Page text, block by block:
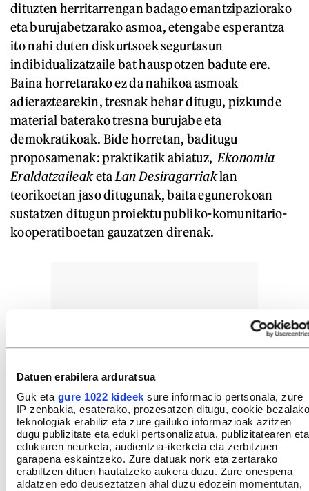
Datuen erabilera arduratsua
Guk eta gure 1022 kideek sure informacio pertsonala, zure
IP zenbakia, esaterako, prozesatzen ditugu, cookie bezalako
teknologiak erabiliz eta zure gailuko informazioak azitzen
dugu publizitate eta eduki pertsonalizatua, publizitatearen eta
edukiaren neurketa, audientzia-ikerketa eta zerbitzuen
garapena eskaintzeko. Zure datuak nork eta zertarako
erabiltzen dituen hautatzeko aukera duzu. Zure onespena
aldatzen edo deuseztatzen ahal duzu edozein momentutan,
dituzten herritarrengan badago emantzipaziorako
eta burujabetzarako asmoa, etengabe esperantza
ito nahi duten diskurtsoek segurtasun
indibidualizatzaile bat hauspotzen badute ere.
Baina horretarako ez da nahikoa asmoak
adieraztearekin, tresnak behar ditugu, pizkunde
material baterako tresna burujabe eta
demokratikoak. Bide horretan, baditugu
proposamenak: praktikatik abiatuz, Ekonomia
Eraldatzaileaketa Lan Desiragarriaklan
teorikoetan jaso ditugunak, baita egunerokoan
sustatzen ditugun proiektu publiko-komunitario-
kooperatiboetan gauzatzen direnak.